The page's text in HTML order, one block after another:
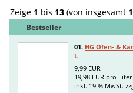
Zeige 1 bis 13 (von insgesamt
Bestseller
01. HG Ofen- &
L
9,99 EUR
19,98 EUR pro Liter
inkl. 19 % MwSt.